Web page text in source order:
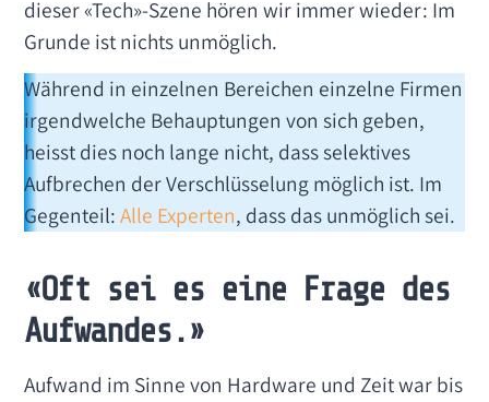
dieser «Tech»-Szene hören wir immer wieder: Im
Grunde ist nichts unmöglich.
Während in einzelnen Bereichen einzelne Firmen
irgendwelche Behauptungen von sich geben,
heisst dies noch lange nicht, dass selektives
Aufbrechen der Verschlüsselung möglich ist. Im
Gegenteil:Alle Experten, dass das unmöglich sei.
«Oft sei es eine Frage des
Aufwandes.»
Aufwand im Sinne von Hardware und Zeit war bis